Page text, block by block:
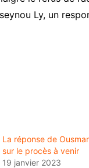
Ly, un
La réponse de
sur le procès à venir
19 janvier 2023